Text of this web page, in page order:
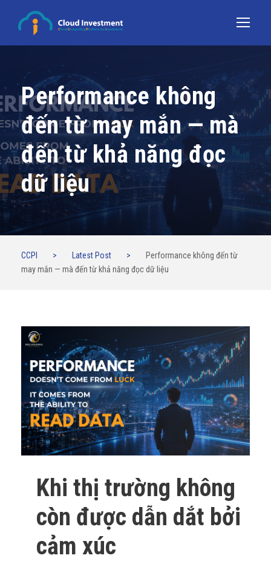
Performance không
đến từ may mắn — mà
đến từ khả năng đọc
dữ liệu
CCPI > Latest Post >
Performance không đến từ
may mắn — mà đến từ khả năng đọc dữ liệu
Khi thị trường không
còn được dẫn dắt bởi
cảm xúc